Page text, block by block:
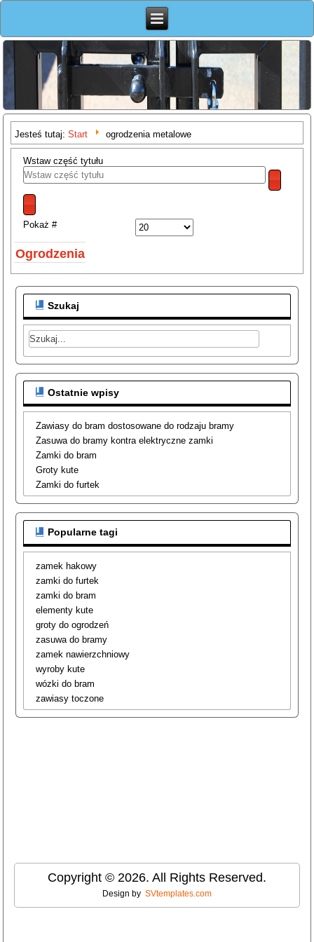
Jesteś tutaj:Start ogrodzenia metalowe
Wstaw część tytułu
Pokaż #
Ogrodzenia
Szukaj
Ostatnie wpisy
Zawiasy do bram dostosowane do rodzaju bramy
Zasuwa do bramy kontra elektryczne zamki
Zamki do bram
Groty kute
Zamki do furtek
Popularne tagi
zamek hakowy
zamki do furtek
zamki do bram
elementy kute
groty do ogrodzeń
zasuwa do bramy
zamek nawierzchniowy
wyroby kute
wózki do bram
zawiasy toczone
Copyright © 2026. All Rights Reserved.
Design by SVtemplates.com